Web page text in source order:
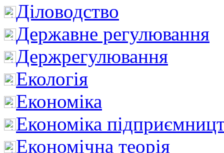
Діловодство
Державне регулювання
Держрегулювання
Екологія
Економіка
Економіка
Економічна теорія